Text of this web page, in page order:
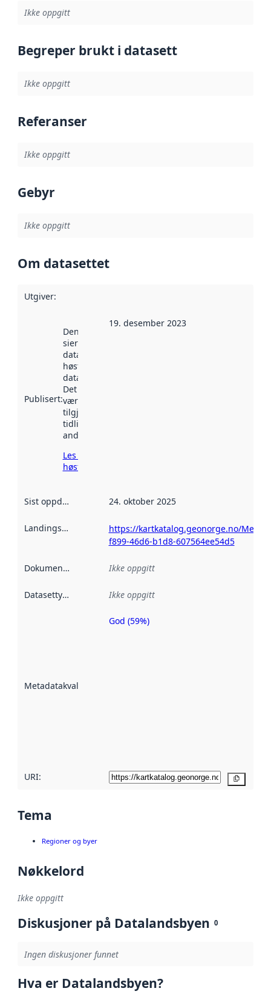
Ikke oppgitt
Begreper brukt i datasett
Ikke oppgitt
Referanser
Ikke oppgitt
Gebyr
Ikke oppgitt
Om datasettet
Utgiver:
Publisert:
Denne datoen
sier når
datasettet ble
høstet av
data.norge.no.
Det kan ha
vært
tilgjengelig
tidligere
andre steder.
Les mer om
høsting her
19. desember 2023
Sist oppdatert 24. oktober 2025
Landingsside
https://kartkatalog.geonorge.no/
f899-46d6-b1d8-607564ee54d5
Dokumentasjon Ikke oppgitt
Datasettype Ikke oppgitt
Metadatakvalitet
Metadatakvalitet
God (59%)
URI:
Tema
Regioner og byer
Nøkkelord
Ikke oppgitt
Diskusjoner på Datalandsbyen 0
Ingen diskusjoner funnet
Hva er Datalandsbyen?